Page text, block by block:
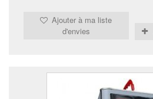
Ajouter à ma liste
d'envies